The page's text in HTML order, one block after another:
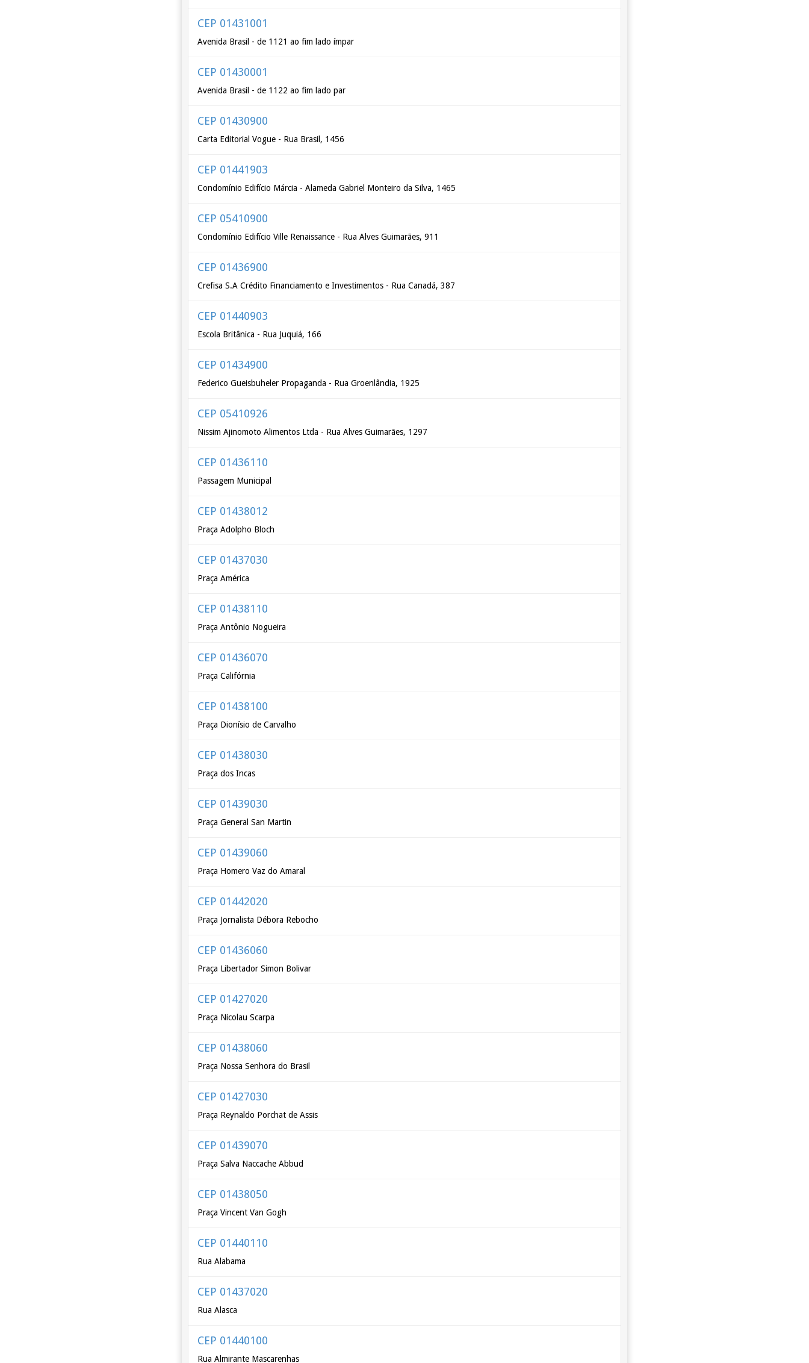
CEP 01431001
Avenida Brasil - de 1121 ao fim lado ímpar
CEP 01430001
Avenida Brasil - de 1122 ao fim lado par
CEP 01430900
Carta Editorial Vogue - Rua Brasil, 1456
CEP 01441903
Condomínio Edifício Márcia - Alameda Gabriel Monteiro da Silva, 1465
CEP 05410900
Condomínio Edifício Ville Renaissance - Rua Alves Guimarães, 911
CEP 01436900
Crefisa S.A Crédito Financiamento e Investimentos - Rua Canadá, 387
CEP 01440903
Escola Britânica - Rua Juquiá, 166
CEP 01434900
Federico Gueisbuheler Propaganda - Rua Groenlândia, 1925
CEP 05410926
Nissim Ajinomoto Alimentos Ltda - Rua Alves Guimarães, 1297
CEP 01436110
Passagem Municipal
CEP 01438012
Praça Adolpho Bloch
CEP 01437030
Praça América
CEP 01438110
Praça Antônio Nogueira
CEP 01436070
Praça Califórnia
CEP 01438100
Praça Dionísio de Carvalho
CEP 01438030
Praça dos Incas
CEP 01439030
Praça General San Martin
CEP 01439060
Praça Homero Vaz do Amaral
CEP 01442020
Praça Jornalista Débora Rebocho
CEP 01436060
Praça Libertador Simon Bolivar
CEP 01427020
Praça Nicolau Scarpa
CEP 01438060
Praça Nossa Senhora do Brasil
CEP 01427030
Praça Reynaldo Porchat de Assis
CEP 01439070
Praça Salva Naccache Abbud
CEP 01438050
Praça Vincent Van Gogh
CEP 01440110
Rua Alabama
CEP 01437020
Rua Alasca
CEP 01440100
Rua Almirante Mascarenhas